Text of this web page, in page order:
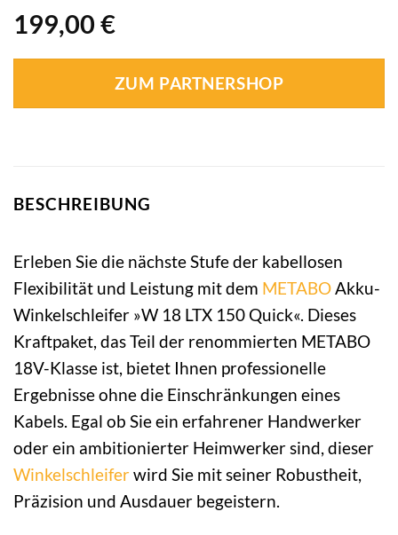
199,00 €
ZUM PARTNERSHOP
BESCHREIBUNG
Erleben Sie die nächste Stufe der kabellosen
Flexibilität und Leistung mit dem METABO Akku-
Winkelschleifer »W 18 LTX 150 Quick«. Dieses
Kraftpaket, das Teil der renommierten METABO
18V-Klasse ist, bietet Ihnen professionelle
Ergebnisse ohne die Einschränkungen eines
Kabels. Egal ob Sie ein erfahrener Handwerker
oder ein ambitionierter Heimwerker sind, dieser
Winkelschleiferwird Sie mit seiner Robustheit,
Präzision und Ausdauer begeistern.